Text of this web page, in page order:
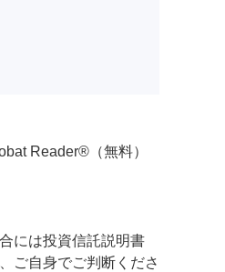
Reader®（無料）
には投資信託説明書
ご自身でご判断くださ